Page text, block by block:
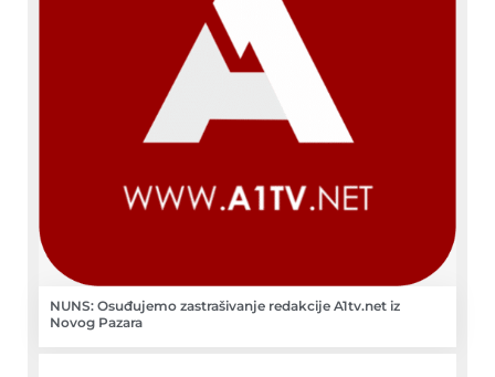
NUNS: Osuđujemo zastrašivanje redakcije A1tv.net iz
Novog Pazara